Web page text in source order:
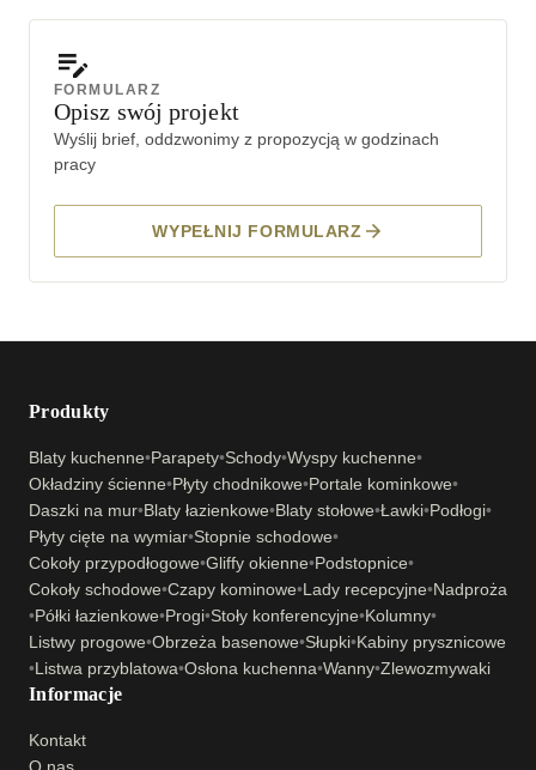
FORMULARZ
Opisz swój projekt
Wyślij brief, oddzwonimy z propozycją w godzinach
pracy
WYPEŁNIJ FORMULARZ
Produkty
Blaty kuchenne•Parapety•Schody•Wyspy kuchenne•
Okładziny ścienne•Płyty chodnikowe•Portale kominkowe•
Daszki na mur•Blaty łazienkowe•Blaty stołowe•Ławki•Podłogi•
Płyty cięte na wymiar•Stopnie schodowe•
Cokoły przypodłogowe•Gliffy okienne•Podstopnice•
Cokoły schodowe•Czapy kominowe•Lady recepcyjne•Nadproża
•Półki łazienkowe•Progi•Stoły konferencyjne•Kolumny•
Listwy progowe•Obrzeża basenowe•Słupki•Kabiny prysznicowe
•Listwa przyblatowa•Osłona kuchenna•Wanny•Zlewozmywaki
Informacje
Kontakt